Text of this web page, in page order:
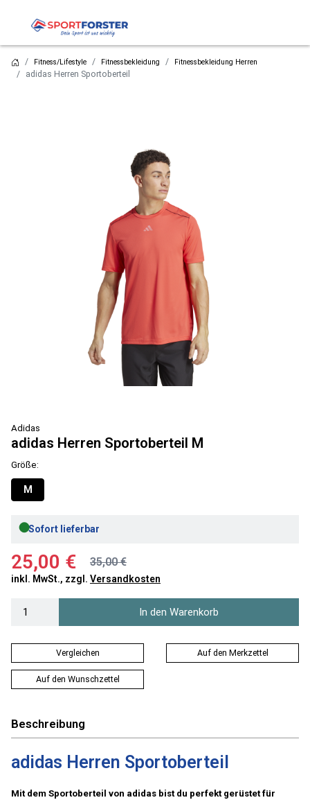
Fitness/Lifestyle Fitnessbekleidung Fitnessbekleidung Herren
adidas Herren Sportoberteil
Adidas
adidas Herren Sportoberteil M
Größe:
M
●Sofort lieferbar
25,00 € 35,00 €
inkl. MwSt., zzgl. Versandkosten
In den Warenkorb
Vergleichen Auf den Merkzettel
Auf den Wunschzettel
Beschreibung
adidas Herren Sportoberteil
Mit dem Sportoberteil von adidas bist du perfekt gerüstet für